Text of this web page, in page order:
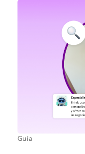
Guía